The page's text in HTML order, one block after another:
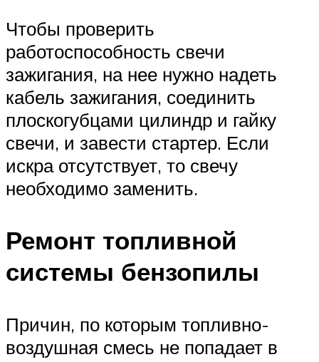
Чтобы проверить
работоспособность свечи
зажигания, на нее нужно надеть
кабель зажигания, соединить
плоскогубцами цилиндр и гайку
свечи, и завести стартер. Если
искра отсутствует, то свечу
необходимо заменить.
Ремонт топливной
системы бензопилы
Причин, по которым топливно-
воздушная смесь не попадает в